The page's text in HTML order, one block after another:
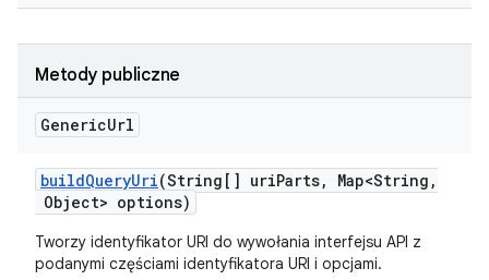
Metody publiczne
GenericUrl
buildQueryUri(String[] uriParts, Map<String ,
Object> options)
Tworzy identyfikator URI do wywołania interfejsu API z
podanymi częściami identyfikatora URI i opcjami.